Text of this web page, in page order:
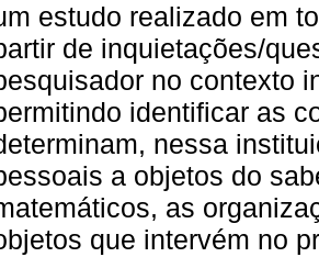
estudo realizado em
de inquietações/
no contexto
identificar as
nessa
a objetos do
as
que intervém no